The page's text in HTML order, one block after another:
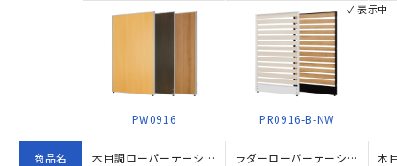
商品名
PW0916
✓ 表示中
木目調ローパーテーション KGシリーズ（H1600×W900）
PR0916-B-NW
ラダーローパーテーション KGシリーズ H1600×W900 ナチュラル